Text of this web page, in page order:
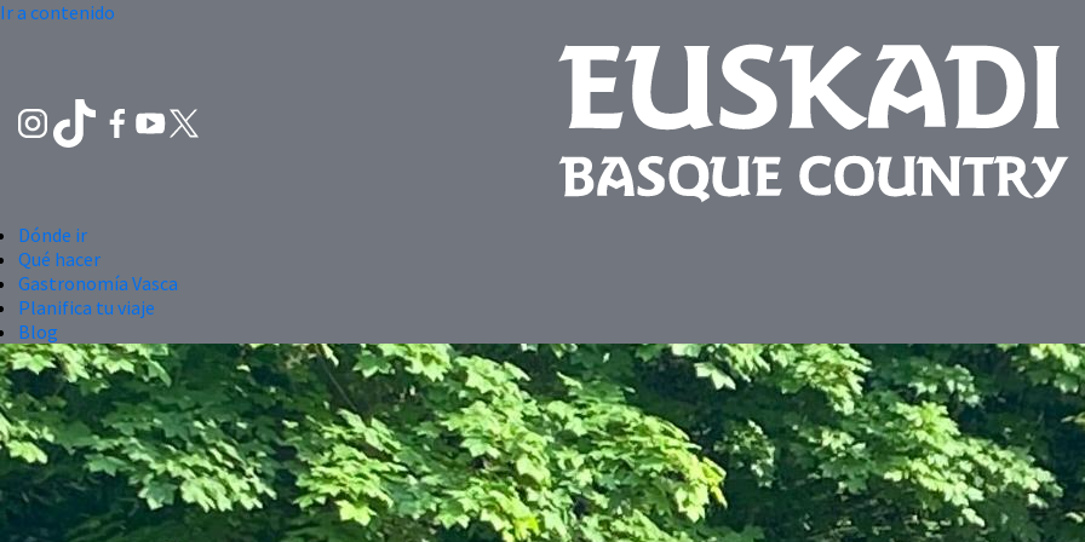
Ir a contenido
Dónde ir
Qué hacer
Gastronomía Vasca
Planifica tu viaje
Blog